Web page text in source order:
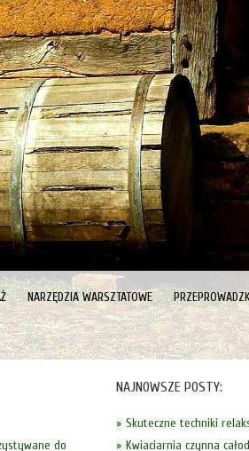
NARZĘDZIA WARSZTATOWE
do
NAJNOWSZE POSTY:
Skuteczne techniki
Kwiaciarnia czynna